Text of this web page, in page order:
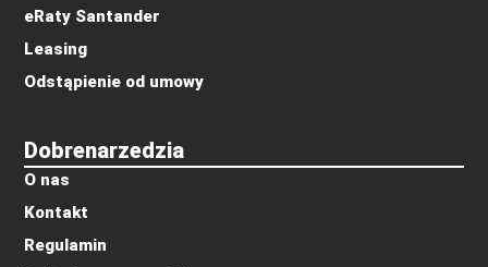
Dobrenarzedzia
O nas
Kontakt
Regulamin
eRaty Santander
Leasing
Odstąpienie od umowy